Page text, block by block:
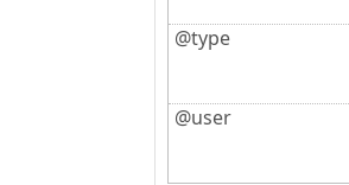
@type
@user